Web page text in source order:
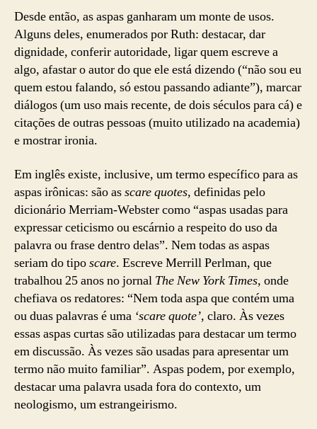
Desde então, as aspas ganharam um monte de usos.
Alguns deles, enumerados por Ruth: destacar, dar
dignidade, conferir autoridade, ligar quem escreve a
algo, afastar o autor do que ele está dizendo (“não sou eu
quem estou falando, só estou passando adiante”), marcar
diálogos (um uso mais recente, de dois séculos para cá) e
citações de outras pessoas (muito utilizado na academia)
e mostrar ironia.
Em inglês existe, inclusive, um termo específico para as
aspas irônicas: são asscare quotes, definidas pelo
dicionário Merriam-Webster como “aspas usadas para
expressar ceticismo ou escárnio a respeito do uso da
palavra ou frase dentro delas”. Nem todas as aspas
seriam do tiposcare. Escreve Merrill Perlman, que
trabalhou 25 anos no jornal The New York Times, onde
chefiava os redatores: “Nem toda aspa que contém uma
ou duas palavras é uma ‘scare quote’, claro. Às vezes
essas aspas curtas são utilizadas para destacar um termo
em discussão. Às vezes são usadas para apresentar um
termo não muito familiar”. Aspas podem, por exemplo,
destacar uma palavra usada fora do contexto, um
neologismo, um estrangeirismo.